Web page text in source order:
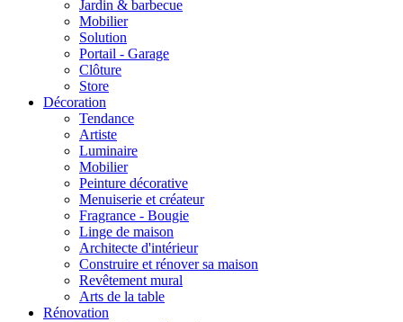
Jardin & barbecue
Mobilier
Solution
Portail - Garage
Clôture
Store
Décoration
Tendance
Artiste
Luminaire
Mobilier
Peinture décorative
Menuiserie et créateur
Fragrance - Bougie
Linge de maison
Architecte d'intérieur
Construire et rénover sa maison
Revêtement mural
Arts de la table
Rénovation